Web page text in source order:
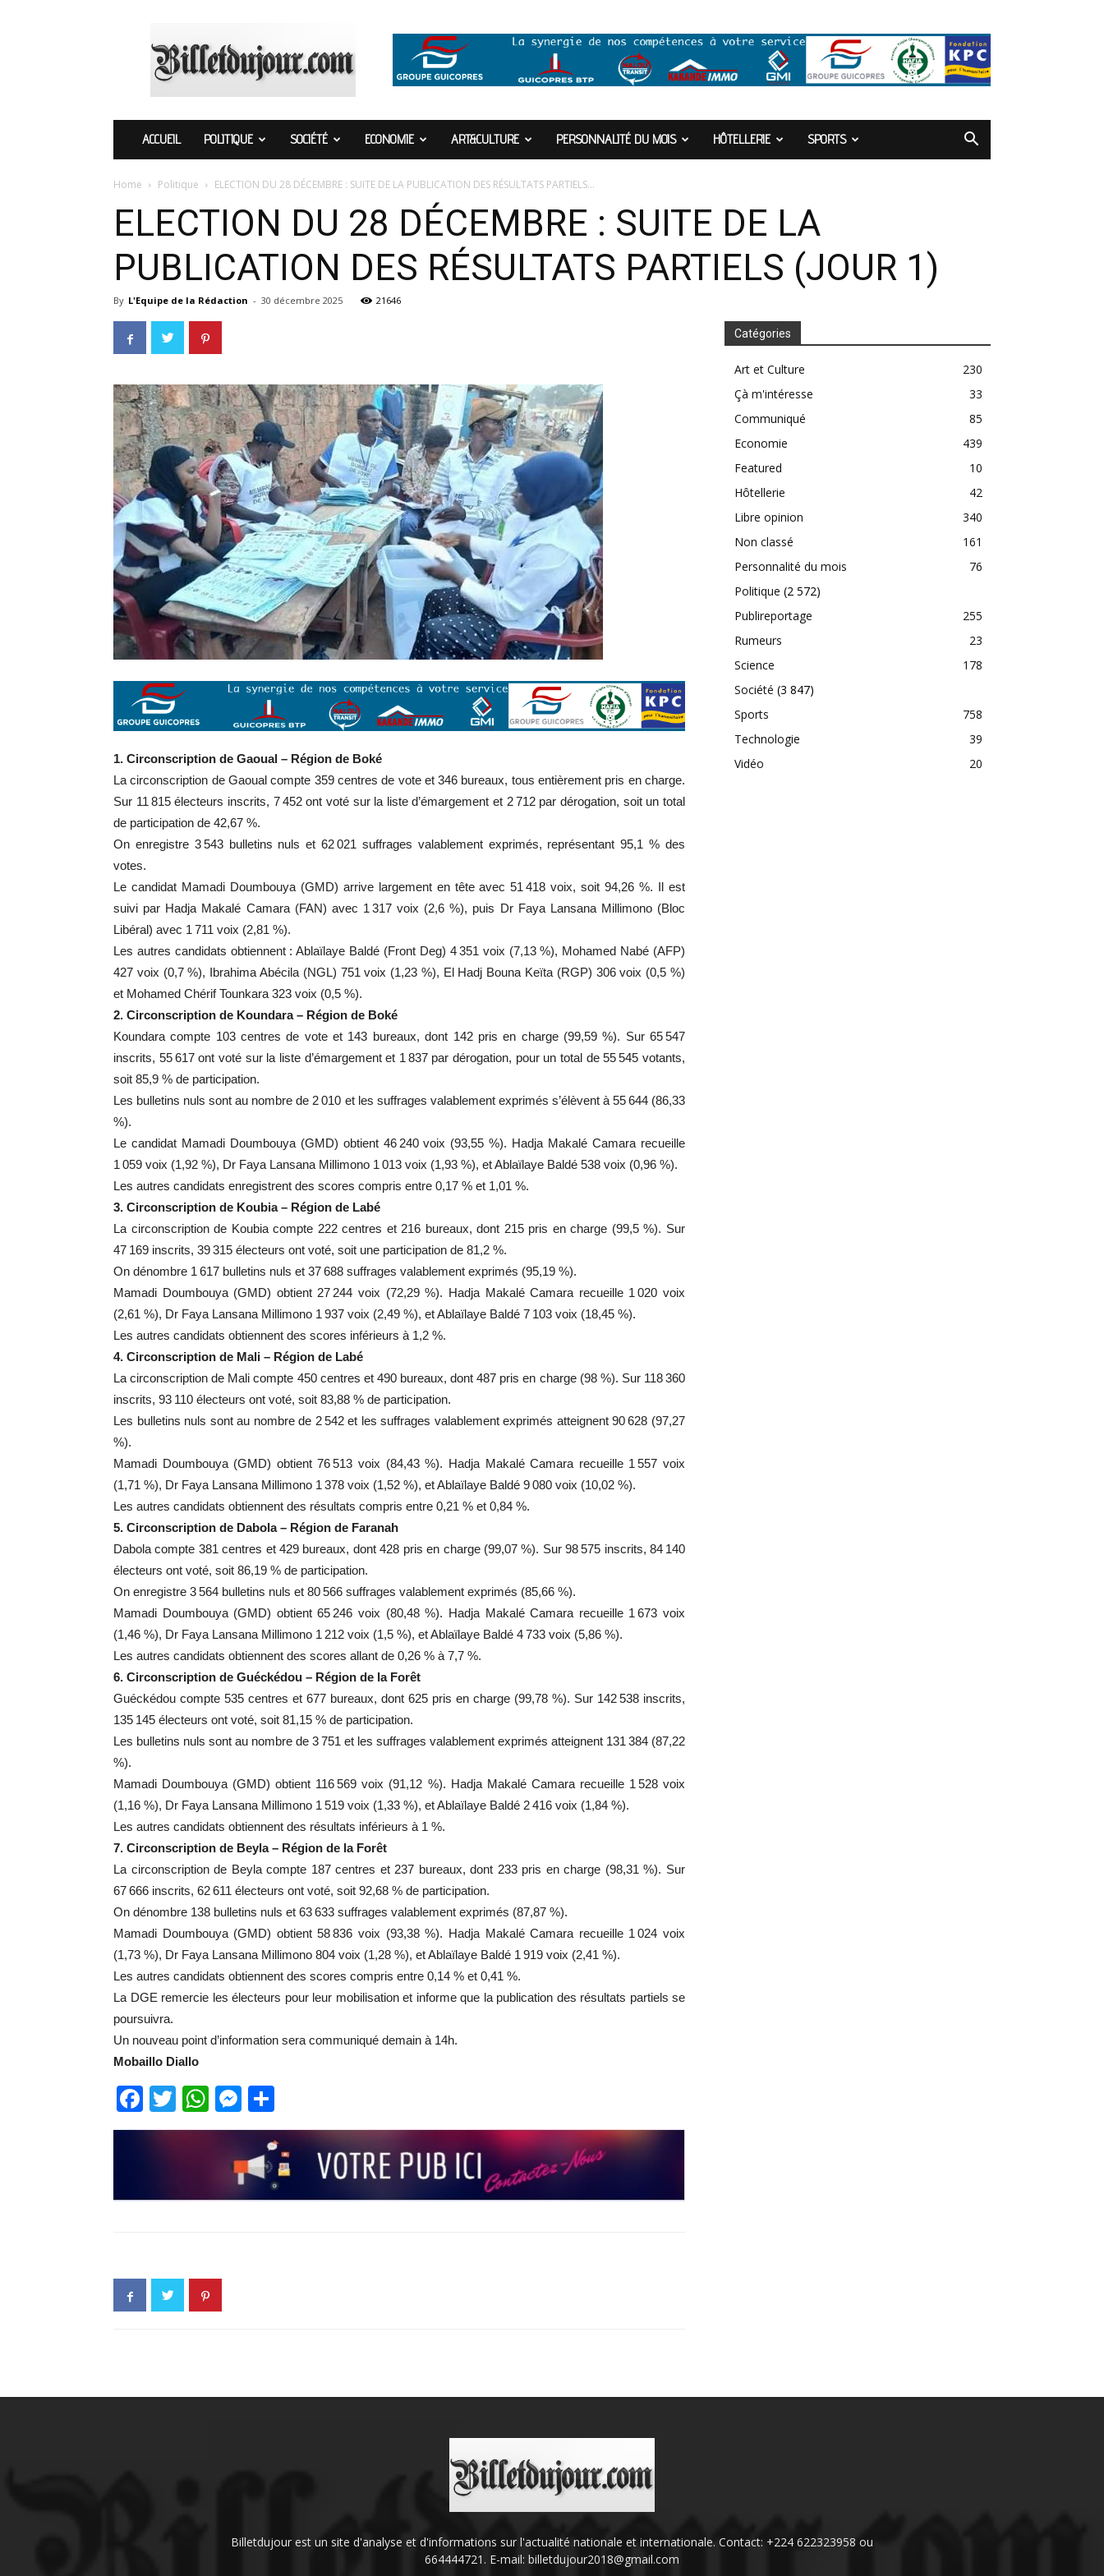
ACCUEIL POLITIQUE SOCIÉTÉ ECONOMIE ART&CULTURE PERSONNALITÉ DU MOIS HÔTELLERIE SPORTS
Home Politique ELECTION DU 28 DÉCEMBRE : SUITE DE LA PUBLICATION DES RÉSULTATS PARTIELS...
ELECTION DU 28 DÉCEMBRE : SUITE DE LA
PUBLICATION DES RÉSULTATS PARTIELS (JOUR 1)
By L'Equipe de la Rédaction - 30 décembre 2025 21646
1. Circonscription de Gaoual – Région de Boké
La circonscription de Gaoual compte 359 centres de vote et 346 bureaux, tous entièrement pris en charge.
Sur 11 815 électeurs inscrits, 7 452 ont voté sur la liste d’émargement et 2 712 par dérogation, soit un total
de participation de 42,67 %.
On enregistre 3 543 bulletins nuls et 62 021 suffrages valablement exprimés, représentant 95,1 % des
votes.
Le candidat Mamadi Doumbouya (GMD) arrive largement en tête avec 51 418 voix, soit 94,26 %. Il est
suivi par Hadja Makalé Camara (FAN) avec 1 317 voix (2,6 %), puis Dr Faya Lansana Millimono (Bloc
Libéral) avec 1 711 voix (2,81 %).
Les autres candidats obtiennent : Ablaïlaye Baldé (Front Deg) 4 351 voix (7,13 %), Mohamed Nabé (AFP)
427 voix (0,7 %), Ibrahima Abécila (NGL) 751 voix (1,23 %), El Hadj Bouna Keïta (RGP) 306 voix (0,5 %)
et Mohamed Chérif Tounkara 323 voix (0,5 %).
2. Circonscription de Koundara – Région de Boké
Koundara compte 103 centres de vote et 143 bureaux, dont 142 pris en charge (99,59 %). Sur 65 547
inscrits, 55 617 ont voté sur la liste d’émargement et 1 837 par dérogation, pour un total de 55 545 votants,
soit 85,9 % de participation.
Les bulletins nuls sont au nombre de 2 010 et les suffrages valablement exprimés s’élèvent à 55 644 (86,33
%).
Le candidat Mamadi Doumbouya (GMD) obtient 46 240 voix (93,55 %). Hadja Makalé Camara recueille
1 059 voix (1,92 %), Dr Faya Lansana Millimono 1 013 voix (1,93 %), et Ablaïlaye Baldé 538 voix (0,96 %).
Les autres candidats enregistrent des scores compris entre 0,17 % et 1,01 %.
3. Circonscription de Koubia – Région de Labé
La circonscription de Koubia compte 222 centres et 216 bureaux, dont 215 pris en charge (99,5 %). Sur
47 169 inscrits, 39 315 électeurs ont voté, soit une participation de 81,2 %.
On dénombre 1 617 bulletins nuls et 37 688 suffrages valablement exprimés (95,19 %).
Mamadi Doumbouya (GMD) obtient 27 244 voix (72,29 %). Hadja Makalé Camara recueille 1 020 voix
(2,61 %), Dr Faya Lansana Millimono 1 937 voix (2,49 %), et Ablaïlaye Baldé 7 103 voix (18,45 %).
Les autres candidats obtiennent des scores inférieurs à 1,2 %.
4. Circonscription de Mali – Région de Labé
La circonscription de Mali compte 450 centres et 490 bureaux, dont 487 pris en charge (98 %). Sur 118 360
inscrits, 93 110 électeurs ont voté, soit 83,88 % de participation.
Les bulletins nuls sont au nombre de 2 542 et les suffrages valablement exprimés atteignent 90 628 (97,27
%).
Mamadi Doumbouya (GMD) obtient 76 513 voix (84,43 %). Hadja Makalé Camara recueille 1 557 voix
(1,71 %), Dr Faya Lansana Millimono 1 378 voix (1,52 %), et Ablaïlaye Baldé 9 080 voix (10,02 %).
Les autres candidats obtiennent des résultats compris entre 0,21 % et 0,84 %.
5. Circonscription de Dabola – Région de Faranah
Dabola compte 381 centres et 429 bureaux, dont 428 pris en charge (99,07 %). Sur 98 575 inscrits, 84 140
électeurs ont voté, soit 86,19 % de participation.
On enregistre 3 564 bulletins nuls et 80 566 suffrages valablement exprimés (85,66 %).
Mamadi Doumbouya (GMD) obtient 65 246 voix (80,48 %). Hadja Makalé Camara recueille 1 673 voix
(1,46 %), Dr Faya Lansana Millimono 1 212 voix (1,5 %), et Ablaïlaye Baldé 4 733 voix (5,86 %).
Les autres candidats obtiennent des scores allant de 0,26 % à 7,7 %.
6. Circonscription de Guéckédou – Région de la Forêt
Guéckédou compte 535 centres et 677 bureaux, dont 625 pris en charge (99,78 %). Sur 142 538 inscrits,
135 145 électeurs ont voté, soit 81,15 % de participation.
Les bulletins nuls sont au nombre de 3 751 et les suffrages valablement exprimés atteignent 131 384 (87,22
%).
Mamadi Doumbouya (GMD) obtient 116 569 voix (91,12 %). Hadja Makalé Camara recueille 1 528 voix
(1,16 %), Dr Faya Lansana Millimono 1 519 voix (1,33 %), et Ablaïlaye Baldé 2 416 voix (1,84 %).
Les autres candidats obtiennent des résultats inférieurs à 1 %.
7. Circonscription de Beyla – Région de la Forêt
La circonscription de Beyla compte 187 centres et 237 bureaux, dont 233 pris en charge (98,31 %). Sur
67 666 inscrits, 62 611 électeurs ont voté, soit 92,68 % de participation.
On dénombre 138 bulletins nuls et 63 633 suffrages valablement exprimés (87,87 %).
Mamadi Doumbouya (GMD) obtient 58 836 voix (93,38 %). Hadja Makalé Camara recueille 1 024 voix
(1,73 %), Dr Faya Lansana Millimono 804 voix (1,28 %), et Ablaïlaye Baldé 1 919 voix (2,41 %).
Les autres candidats obtiennent des scores compris entre 0,14 % et 0,41 %.
La DGE remercie les électeurs pour leur mobilisation et informe que la publication des résultats partiels se
poursuivra.
Un nouveau point d’information sera communiqué demain à 14h.
Mobaillo Diallo
Facebook
TwitterWhatsApp
Messenger
Catégories
Art et Culture
230
Çà m'intéresse
33
Communiqué
85
Economie
439
Featured
10
Hôtellerie
42
Libre opinion
340
Non classé
161
Personnalité du mois
76
Politique (2 572)
Publireportage
255
Rumeurs
23
Science
178
Société (3 847)
Sports
758
Technologie
39
Vidéo
20
Billetdujour est un site d'analyse et d'informations sur l'actualité nationale et internationale. Contact: +224 622323958 ou
664444721. E-mail: billetdujour2018@gmail.com